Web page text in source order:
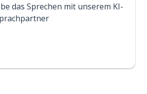
das Sprechen mit unserem KI-